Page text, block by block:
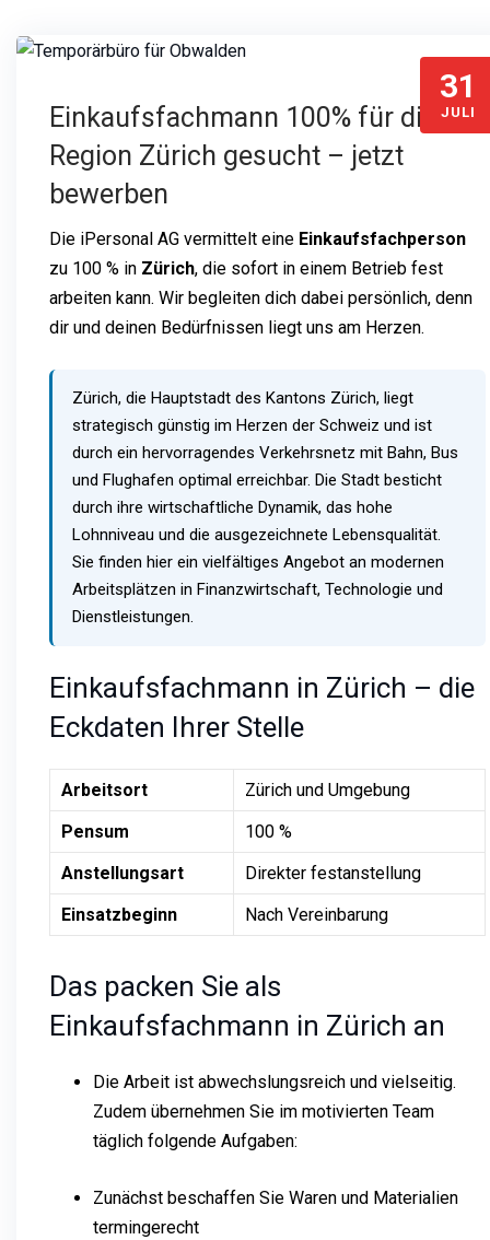
31
JULI
Einkaufsfachmann 100% für die
Region Zürich gesucht – jetzt
bewerben
Die iPersonal AG vermittelt eine Einkaufsfachperson
zu 100 % in Zürich, die sofort in einem Betrieb fest
arbeiten kann. Wir begleiten dich dabei persönlich, denn
dir und deinen Bedürfnissen liegt uns am Herzen.
Zürich, die Hauptstadt des Kantons Zürich, liegt
strategisch günstig im Herzen der Schweiz und ist
durch ein hervorragendes Verkehrsnetz mit Bahn, Bus
und Flughafen optimal erreichbar. Die Stadt besticht
durch ihre wirtschaftliche Dynamik, das hohe
Lohnniveau und die ausgezeichnete Lebensqualität.
Sie finden hier ein vielfältiges Angebot an modernen
Arbeitsplätzen in Finanzwirtschaft, Technologie und
Dienstleistungen.
Einkaufsfachmann in Zürich – die
Eckdaten Ihrer Stelle
Arbeitsort
Zürich und Umgebung
Pensum
100 %
Anstellungsart
Direkter festanstellung
Einsatzbeginn
Nach Vereinbarung
Das packen Sie als
Einkaufsfachmann in Zürich an
Die Arbeit ist abwechslungsreich und vielseitig.
Zudem übernehmen Sie im motivierten Team
täglich folgende Aufgaben:
Zunächst beschaffen Sie Waren und Materialien
termingerecht